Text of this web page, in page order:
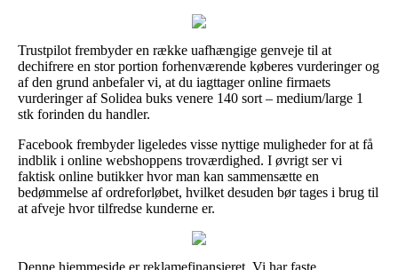
Trustpilot frembyder en række uafhængige genveje til at
dechifrere en stor portion forhenværende køberes vurderinger og
af den grund anbefaler vi, at du iagttager online firmaets
vurderinger af Solidea buks venere 140 sort – medium/large 1
stk forinden du handler.
Facebook frembyder ligeledes visse nyttige muligheder for at få
indblik i online webshoppens troværdighed. I øvrigt ser vi
faktisk online butikker hvor man kan sammensætte en
bedømmelse af ordreforløbet, hvilket desuden bør tages i brug til
at afveje hvor tilfredse kunderne er.
Denne hjemmeside er reklamefinansieret. Vi har faste